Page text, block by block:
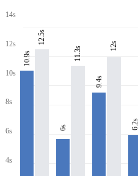
14s
12s
10s
8s
6s
4s
10.9s
12.5s
6s
11.3s
9.4s
12s
6.2s